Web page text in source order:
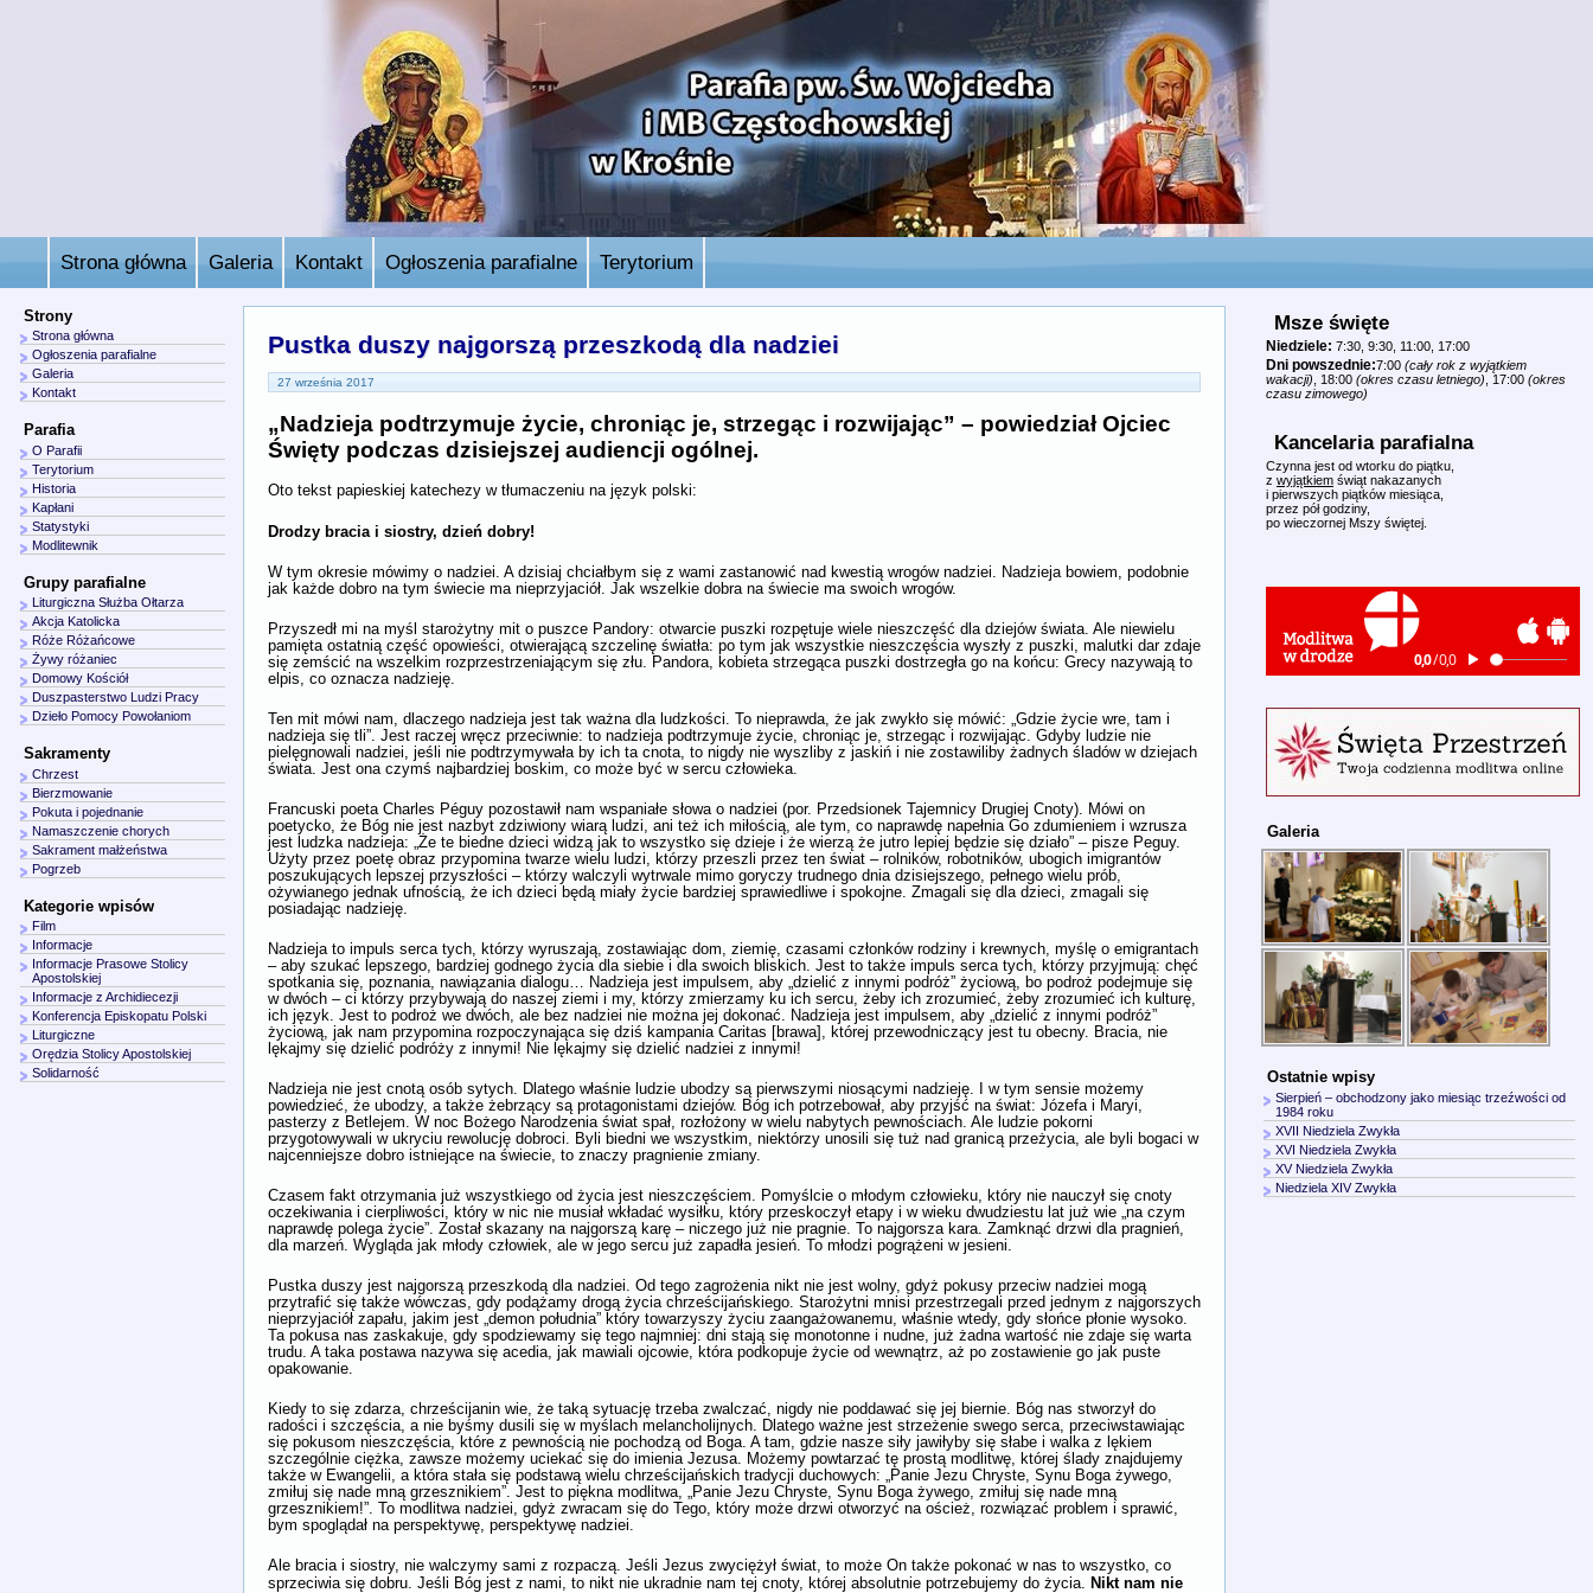
Strona główna Galeria Kontakt Ogłoszenia parafialne Terytorium
Pustka duszy najgorszą przeszkodą dla nadziei
27 września 2017
„Nadzieja podtrzymuje życie, chroniąc je, strzegąc i rozwijając” – powiedział Ojciec
Święty podczas dzisiejszej audiencji ogólnej.
Oto tekst papieskiej katechezy w tłumaczeniu na język polski:
Drodzy bracia i siostry, dzień dobry!
W tym okresie mówimy o nadziei. A dzisiaj chciałbym się z wami zastanowić nad kwestią wrogów nadziei. Nadzieja bowiem, podobnie
jak każde dobro na tym świecie ma nieprzyjaciół. Jak wszelkie dobra na świecie ma swoich wrogów.
Przyszedł mi na myśl starożytny mit o puszce Pandory: otwarcie puszki rozpętuje wiele nieszczęść dla dziejów świata. Ale niewielu
pamięta ostatnią część opowieści, otwierającą szczelinę światła: po tym jak wszystkie nieszczęścia wyszły z puszki, malutki dar zdaje
się zemścić na wszelkim rozprzestrzeniającym się złu. Pandora, kobieta strzegąca puszki dostrzegła go na końcu: Grecy nazywają to
elpis, co oznacza nadzieję.
Ten mit mówi nam, dlaczego nadzieja jest tak ważna dla ludzkości. To nieprawda, że jak zwykło się mówić: „Gdzie życie wre, tam i
nadzieja się tli”. Jest raczej wręcz przeciwnie: to nadzieja podtrzymuje życie, chroniąc je, strzegąc i rozwijając. Gdyby ludzie nie
pielęgnowali nadziei, jeśli nie podtrzymywała by ich ta cnota, to nigdy nie wyszliby z jaskiń i nie zostawiliby żadnych śladów w dziejach
świata. Jest ona czymś najbardziej boskim, co może być w sercu człowieka.
Francuski poeta Charles Péguy pozostawił nam wspaniałe słowa o nadziei (por. Przedsionek Tajemnicy Drugiej Cnoty). Mówi on
poetycko, że Bóg nie jest nazbyt zdziwiony wiarą ludzi, ani też ich miłością, ale tym, co naprawdę napełnia Go zdumieniem i wzrusza
jest ludzka nadzieja: „Że te biedne dzieci widzą jak to wszystko się dzieje i że wierzą że jutro lepiej będzie się działo” – pisze Peguy.
Użyty przez poetę obraz przypomina twarze wielu ludzi, którzy przeszli przez ten świat – rolników, robotników, ubogich imigrantów
poszukujących lepszej przyszłości – którzy walczyli wytrwale mimo goryczy trudnego dnia dzisiejszego, pełnego wielu prób,
ożywianego jednak ufnością, że ich dzieci będą miały życie bardziej sprawiedliwe i spokojne. Zmagali się dla dzieci, zmagali się
posiadając nadzieję.
Nadzieja to impuls serca tych, którzy wyruszają, zostawiając dom, ziemię, czasami członków rodziny i krewnych, myślę o emigrantach
– aby szukać lepszego, bardziej godnego życia dla siebie i dla swoich bliskich. Jest to także impuls serca tych, którzy przyjmują: chęć
spotkania się, poznania, nawiązania dialogu… Nadzieja jest impulsem, aby „dzielić z innymi podróż” życiową, bo podroż podejmuje się
w dwóch – ci którzy przybywają do naszej ziemi i my, którzy zmierzamy ku ich sercu, żeby ich zrozumieć, żeby zrozumieć ich kulturę,
ich język. Jest to podroż we dwóch, ale bez nadziei nie można jej dokonać. Nadzieja jest impulsem, aby „dzielić z innymi podróż”
życiową, jak nam przypomina rozpoczynająca się dziś kampania Caritas [brawa], której przewodniczący jest tu obecny. Bracia, nie
lękajmy się dzielić podróży z innymi! Nie lękajmy się dzielić nadziei z innymi!
Nadzieja nie jest cnotą osób sytych. Dlatego właśnie ludzie ubodzy są pierwszymi niosącymi nadzieję. I w tym sensie możemy
powiedzieć, że ubodzy, a także żebrzący są protagonistami dziejów. Bóg ich potrzebował, aby przyjść na świat: Józefa i Maryi,
pasterzy z Betlejem. W noc Bożego Narodzenia świat spał, rozłożony w wielu nabytych pewnościach. Ale ludzie pokorni
przygotowywali w ukryciu rewolucję dobroci. Byli biedni we wszystkim, niektórzy unosili się tuż nad granicą przeżycia, ale byli bogaci w
najcenniejsze dobro istniejące na świecie, to znaczy pragnienie zmiany.
Czasem fakt otrzymania już wszystkiego od życia jest nieszczęściem. Pomyślcie o młodym człowieku, który nie nauczył się cnoty
oczekiwania i cierpliwości, który w nic nie musiał wkładać wysiłku, który przeskoczył etapy i w wieku dwudziestu lat już wie „na czym
naprawdę polega życie”. Został skazany na najgorszą karę – niczego już nie pragnie. To najgorsza kara. Zamknąć drzwi dla pragnień,
dla marzeń. Wygląda jak młody człowiek, ale w jego sercu już zapadła jesień. To młodzi pogrążeni w jesieni.
Pustka duszy jest najgorszą przeszkodą dla nadziei. Od tego zagrożenia nikt nie jest wolny, gdyż pokusy przeciw nadziei mogą
przytrafić się także wówczas, gdy podążamy drogą życia chrześcijańskiego. Starożytni mnisi przestrzegali przed jednym z najgorszych
nieprzyjaciół zapału, jakim jest „demon południa” który towarzyszy życiu zaangażowanemu, właśnie wtedy, gdy słońce płonie wysoko.
Ta pokusa nas zaskakuje, gdy spodziewamy się tego najmniej: dni stają się monotonne i nudne, już żadna wartość nie zdaje się warta
trudu. A taka postawa nazywa się acedia, jak mawiali ojcowie, która podkopuje życie od wewnątrz, aż po zostawienie go jak puste
opakowanie.
Kiedy to się zdarza, chrześcijanin wie, że taką sytuację trzeba zwalczać, nigdy nie poddawać się jej biernie. Bóg nas stworzył do
radości i szczęścia, a nie byśmy dusili się w myślach melancholijnych. Dlatego ważne jest strzeżenie swego serca, przeciwstawiając
się pokusom nieszczęścia, które z pewnością nie pochodzą od Boga. A tam, gdzie nasze siły jawiłyby się słabe i walka z lękiem
szczególnie ciężka, zawsze możemy uciekać się do imienia Jezusa. Możemy powtarzać tę prostą modlitwę, której ślady znajdujemy
także w Ewangelii, a która stała się podstawą wielu chrześcijańskich tradycji duchowych: „Panie Jezu Chryste, Synu Boga żywego,
zmiłuj się nade mną grzesznikiem”. Jest to piękna modlitwa, „Panie Jezu Chryste, Synu Boga żywego, zmiłuj się nade mną
grzesznikiem!”. To modlitwa nadziei, gdyż zwracam się do Tego, który może drzwi otworzyć na oścież, rozwiązać problem i sprawić,
bym spoglądał na perspektywę, perspektywę nadziei.
Ale bracia i siostry, nie walczymy sami z rozpaczą. Jeśli Jezus zwyciężył świat, to może On także pokonać w nas to wszystko, co
sprzeciwia się dobru. Jeśli Bóg jest z nami, to nikt nie ukradnie nam tej cnoty, której absolutnie potrzebujemy do życia. Nikt nam nie
Strony
Strona główna
Ogłoszenia parafialne
Galeria
Kontakt
Parafia
O Parafii
Terytorium
Historia
Kapłani
Statystyki
Modlitewnik
Grupy parafialne
Liturgiczna Służba Ołtarza
Akcja Katolicka
Róże Różańcowe
Żywy różaniec
Domowy Kościół
Duszpasterstwo Ludzi Pracy
Dzieło Pomocy Powołaniom
Sakramenty
Chrzest
Bierzmowanie
Pokuta i pojednanie
Namaszczenie chorych
Sakrament małżeństwa
Pogrzeb
Kategorie wpisów
Film
Informacje
Informacje Prasowe Stolicy
Apostolskiej
Informacje z Archidiecezji
Konferencja Episkopatu Polski
Liturgiczne
Orędzia Stolicy Apostolskiej
Solidarność
Msze święte
Niedziele: 7:30, 9:30, 11:00, 17:00
Dni powszednie:7:00 (cały rok z wyjątkiem
wakacji) , 18:00 (okres czasu letniego) , 17:00 (okres
czasu zimowego)
Kancelaria parafialna
Czynna jest od wtorku do piątku,
z wyjątkiem świąt nakazanych
i pierwszych piątków miesiąca,
przez pół godziny,
po wieczornej Mszy świętej.
Galeria
Ostatnie wpisy
Sierpień – obchodzony jako miesiąc trzeźwości od
1984 roku
XVII Niedziela Zwykła
XVI Niedziela Zwykła
XV Niedziela Zwykła
Niedziela XIV Zwykła